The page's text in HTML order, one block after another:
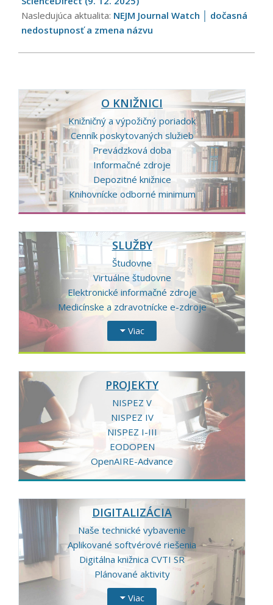
Nasledujúca aktualita: NEJM Journal Watch │ dočasná
nedostupnosť a zmena názvu
O KNIŽNICI
Knižničný a výpožičný poriadok
Cenník poskytovaných služieb
Prevádzková doba
Informačné zdroje
Depozitné knižnice
Knihovnícke odborné minimum
SLUŽBY
Študovne
Virtuálne študovne
Elektronické informačné zdroje
Medicínske a zdravotnícke e-zdroje
Viac
PROJEKTY
NISPEZ V
NISPEZ IV
NISPEZ I-III
EODOPEN
OpenAIRE-Advance
DIGITALIZÁCIA
Naše technické vybavenie
Aplikované softvérové riešenia
Digitálna knižnica CVTI SR
Plánované aktivity
Viac